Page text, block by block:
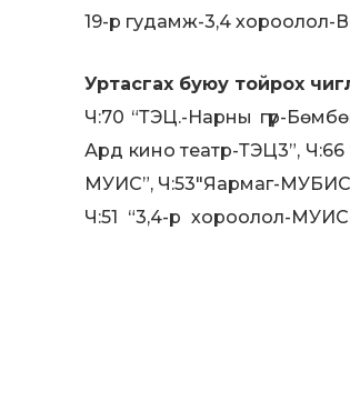
19-р гудамж-3,4 хороолол-
Уртасгах буюу тойрох
Ч:70 “ТЭЦ.-Нарны гүүр-
Ард кино театр-ТЭЦ3”, Ч:66
МУИС”, Ч:53″Яармаг-
Ч:51 “3,4-р хороолол-